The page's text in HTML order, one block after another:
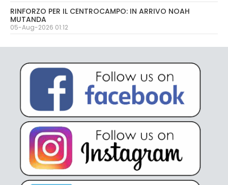
RINFORZO PER IL CENTROCAMPO: IN ARRIVO NOAH
MUTANDA
05-Aug-2026 01:12